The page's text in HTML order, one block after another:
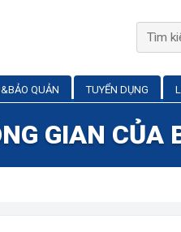
QUẢN TUYỂN DỤNG
GIAN CỦA